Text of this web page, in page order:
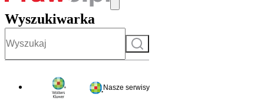
Wyszukiwarka
Szukaj
Nasze serwisy